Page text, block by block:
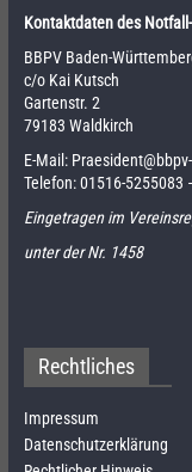
Kontaktdaten des
BBPV Baden-
c/o Kai Kutsch
Gartenstr. 2
79183 Waldkirch
E-Mail:
Telefon:01516-5255083
Eingetragen im
unter der Nr. 1458
Rechtliches
Impressum
Datenschutzerklärung